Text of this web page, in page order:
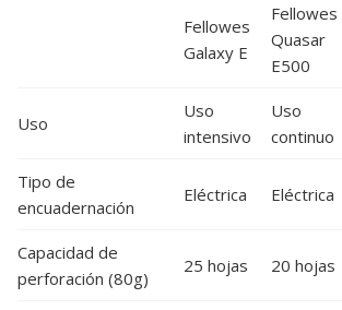
Fellowes
Galaxy E
Fellowes
Quasar
E500
Uso
Uso
intensivo
Uso
continuo
Tipo de
encuadernación
Eléctrica Eléctrica
Capacidad de
perforación (80g)
25 hojas 20 hojas